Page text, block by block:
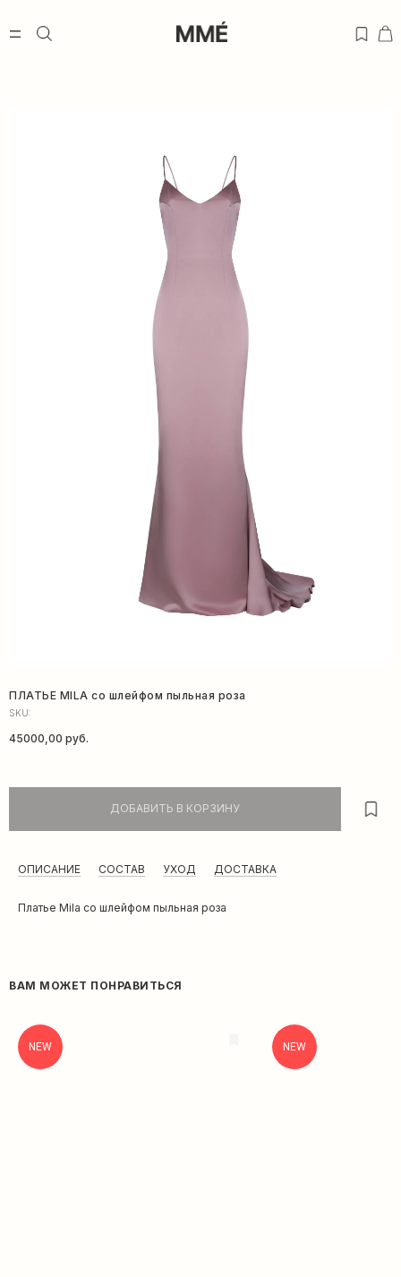
ПЛАТЬЕ MILA со шлейфом пыльная роза
SKU:
45000,00 руб.
ДОБАВИТЬ В КОРЗИНУ
ОПИСАНИЕ СОСТАВ УХОД ДОСТАВКА
Платье Mila со шлейфом пыльная роза
ВАМ МОЖЕТ ПОНРАВИТЬСЯ
NEW NEW